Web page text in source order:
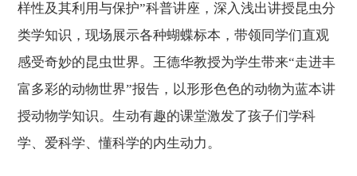
样性及其利用与保护”科普讲座 ，深入浅出讲授昆虫分
类学知识，现场展示各种蝴蝶标本，带领同学们直观
感受奇妙的昆虫世界。王德华教授为学生带来“走进丰
富多彩的动物世界”报告， 以形形色色的动物为蓝本讲
授动物学知识。生动有趣的课堂激发了孩子们学科
学、爱科学、懂科学的内生动力。